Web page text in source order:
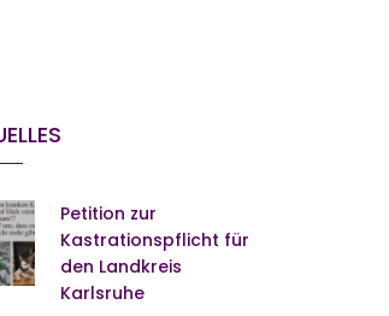
Petition zur
Kastrationspflicht für
den Landkreis
Karlsruhe